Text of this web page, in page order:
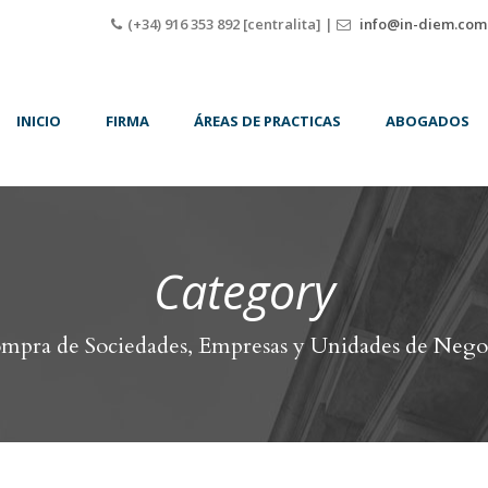
(+34) 916 353 892 [centralita] | info@in-diem.com
INICIO FIRMA ÁREAS DE PRACTICAS ABOGADOS
Category
de Sociedades, Empresas y Unidades de